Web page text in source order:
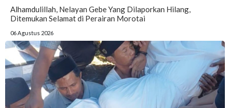
Alhamdulillah, Nelayan Gebe Yang Dilaporkan Hilang,
Ditemukan Selamat di Perairan Morotai
06 Agustus 2026